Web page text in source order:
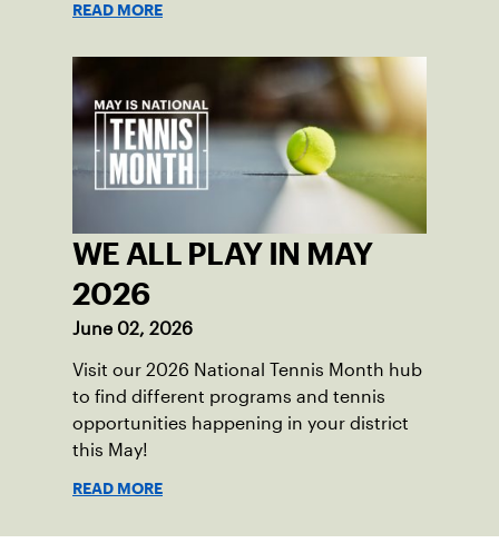
READ MORE
WE ALL PLAY IN MAY
2026
June 02, 2026
Visit our 2026 National Tennis Month hub
to find different programs and tennis
opportunities happening in your district
this May!
READ MORE